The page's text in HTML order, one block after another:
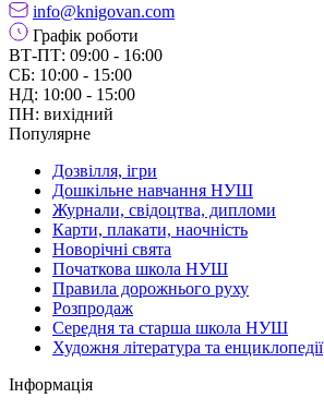
info@knigovan.com
Графік роботи
ВТ-ПТ: 09:00 - 16:00
СБ: 10:00 - 15:00
НД: 10:00 - 15:00
ПН: вихідний
Популярне
Дозвілля, ігри
Дошкільне навчання НУШ
Журнали, свідоцтва, дипломи
Карти, плакати, наочність
Новорічні свята
Початкова школа НУШ
Правила дорожнього руху
Розпродаж
Середня та старша школа НУШ
Художня література та енциклопедії
Інформація